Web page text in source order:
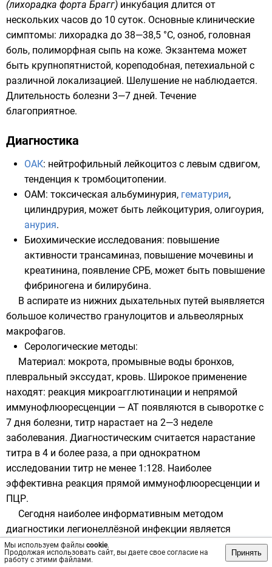
Мы используем файлы cookie.
Продолжая использовать сайт, вы даете свое согласие на
работу с этими файлами.
Принять
(лихорадка форта Брагг) инкубация длится от
нескольких часов до 10 суток. Основные клинические
симптомы: лихорадка до 38—38,5 °С, озноб, головная
боль, полиморфная сыпь на коже. Экзантема может
быть крупнопятнистой, кореподобная, петехиальной с
различной локализацией. Шелушение не наблюдается.
Длительность болезни 3—7 дней. Течение
благоприятное.
Диагностика
ОАК: нейтрофильный лейкоцитоз с левым сдвигом,
тенденция к тромбоцитопении.
ОАМ: токсическая альбуминурия, гематурия,
цилиндрурия, может быть лейкоцитурия, олигоурия,
анурия.
Биохимические исследования: повышение
активности трансаминаз, повышение мочевины и
креатинина, появление СРБ, может быть повышение
фибриногена и билирубина.
В аспирате из нижних дыхательных путей выявляется
большое количество гранулоцитов и альвеолярных
макрофагов.
Серологические методы:
Материал: мокрота, промывные воды бронхов,
плевральный экссудат, кровь. Широкое применение
находят: реакция микроагглютинации и непрямой
иммунофлюоресценции — АТ появляются в сыворотке с
7 дня болезни, титр нарастает на 2—3 неделе
заболевания. Диагностическим считается нарастание
титра в 4 и более раза, а при однократном
исследовании титр не менее 1:128. Наиболее
эффективна реакция прямой иммунофлюоресценции и
ПЦР.
Сегодня наиболее информативным методом
диагностики легионеллёзной инфекции является
обнаружение в моче растворимого антигена
Legionella
pneumophila1-й серогруппы